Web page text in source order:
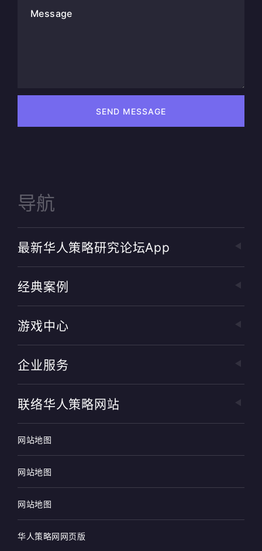
Message
SEND MESSAGE
导航
最新华人策略研究论坛app
经典案例
游戏中心
企业服务
联络华人策略网站
网站地图
网站地图
网站地图
华人策略网网页版